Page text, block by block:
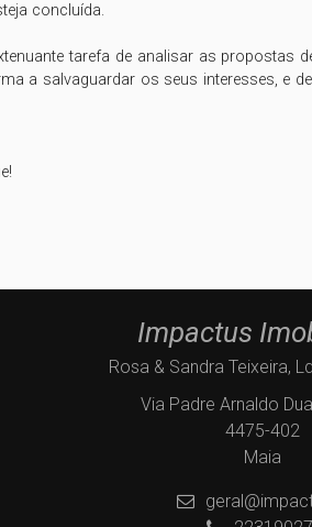
concluída.
tarefa de analisar as propostas
a salvaguardar os seus interesses, e
Impactus
Rosa & Sandra Teixeira,
Via Padre Arnaldo
4475-402
Maia